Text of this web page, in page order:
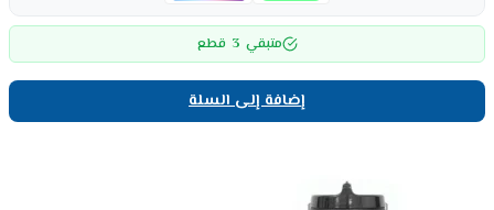
متبقي 3 قطع
إضافة إلى السلة